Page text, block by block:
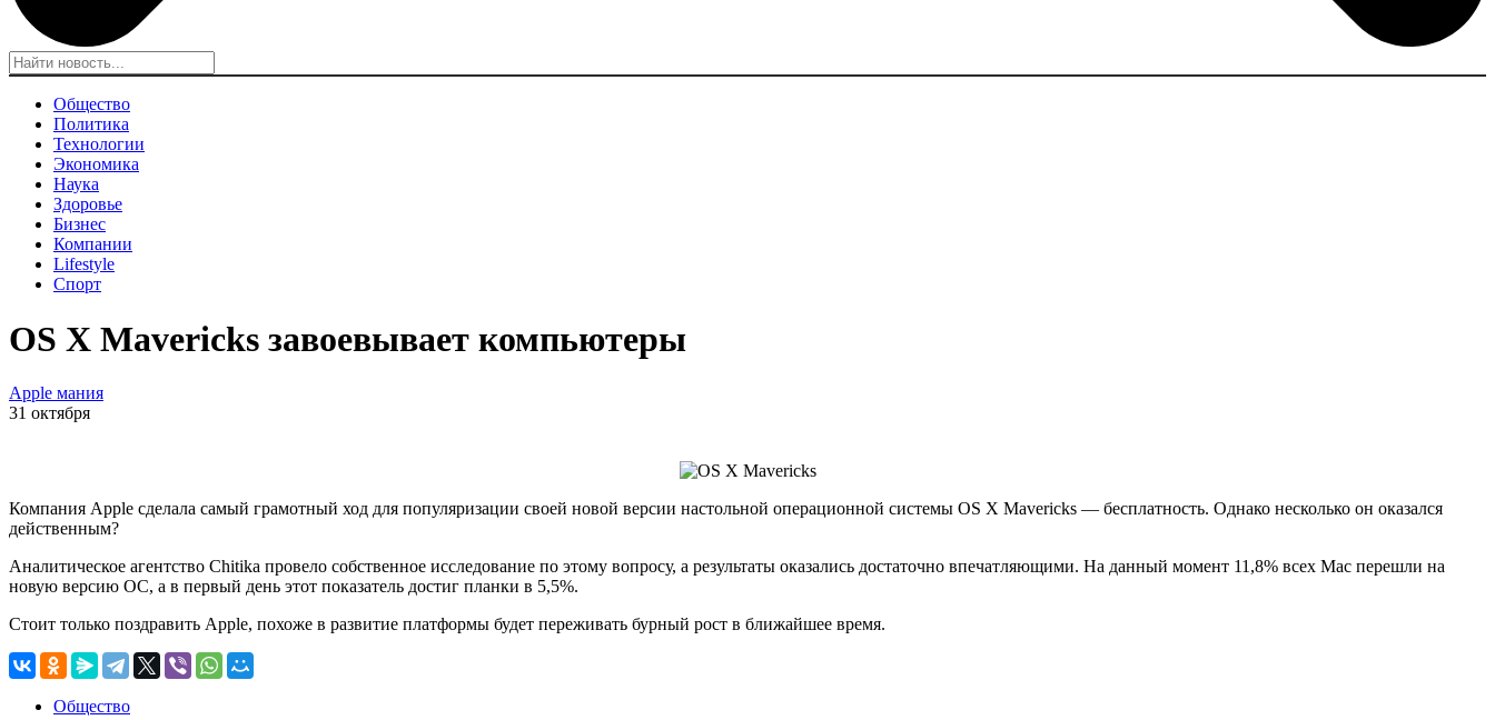
Общество
Политика
Технологии
Экономика
Наука
Здоровье
Бизнес
Компании
Lifestyle
Спорт
OS X Mavericks завоевывает компьютеры
Apple мания
31 октября
Компания Apple сделала самый грамотный ход для популяризации своей новой версии настольной операционной системы OS X Mavericks — бесплатность. Однако несколько он оказался
действенным?
Аналитическое агентство Chitika провело собственное исследование по этому вопросу, а результаты оказались достаточно впечатляющими. На данный момент 11,8% всех Mac перешли на
новую версию ОС, а в первый день этот показатель достиг планки в 5,5%.
Стоит только поздравить Apple, похоже в развитие платформы будет переживать бурный рост в ближайшее время.
Общество